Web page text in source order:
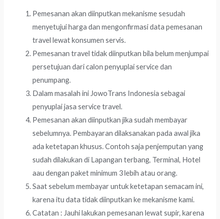
Pemesanan akan diinputkan mekanisme sesudah
menyetujui harga dan mengonfirmasi data pemesanan
travel lewat konsumen servis.
Pemesanan travel tidak diinputkan bila belum menjumpai
persetujuan dari calon penyuplai service dan
penumpang.
Dalam masalah ini JowoTrans Indonesia sebagai
penyuplai jasa service travel.
Pemesanan akan diinputkan jika sudah membayar
sebelumnya. Pembayaran dilaksanakan pada awal jika
ada ketetapan khusus. Contoh saja penjemputan yang
sudah dilakukan di Lapangan terbang, Terminal, Hotel
aau dengan paket minimum 3 lebih atau orang.
Saat sebelum membayar untuk ketetapan semacam ini,
karena itu data tidak diinputkan ke mekanisme kami.
Catatan : Jauhi lakukan pemesanan lewat supir, karena